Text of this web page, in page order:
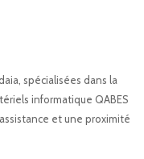
spécialisées dans la
informatique QABES
et une proximité